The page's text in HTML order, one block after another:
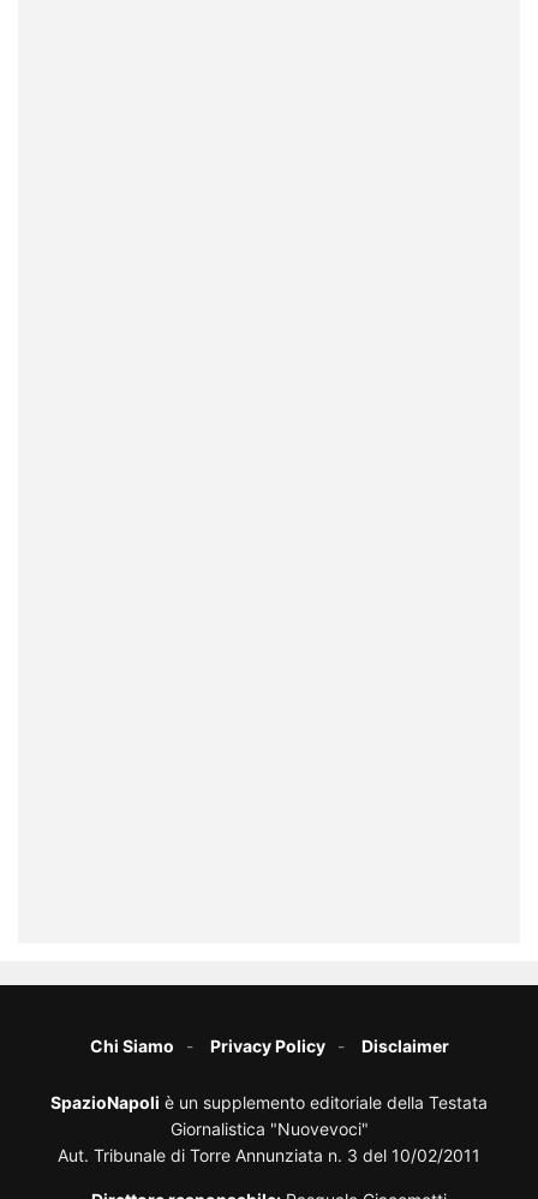
Chi Siamo Privacy Policy Disclaimer
SpazioNapoli è un supplemento editoriale della Testata
Giornalistica "Nuovevoci"
Aut. Tribunale di Torre Annunziata n. 3 del 10/02/2011